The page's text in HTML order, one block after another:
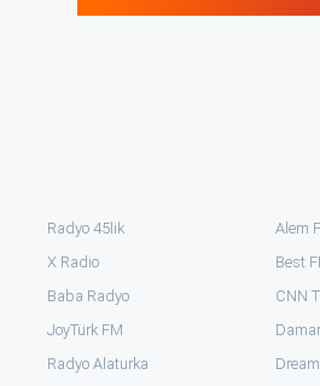
Radyo 45lik
X Radio
Baba Radyo
JoyTürk FM
Radyo Alaturka
Alem
Best
CNN